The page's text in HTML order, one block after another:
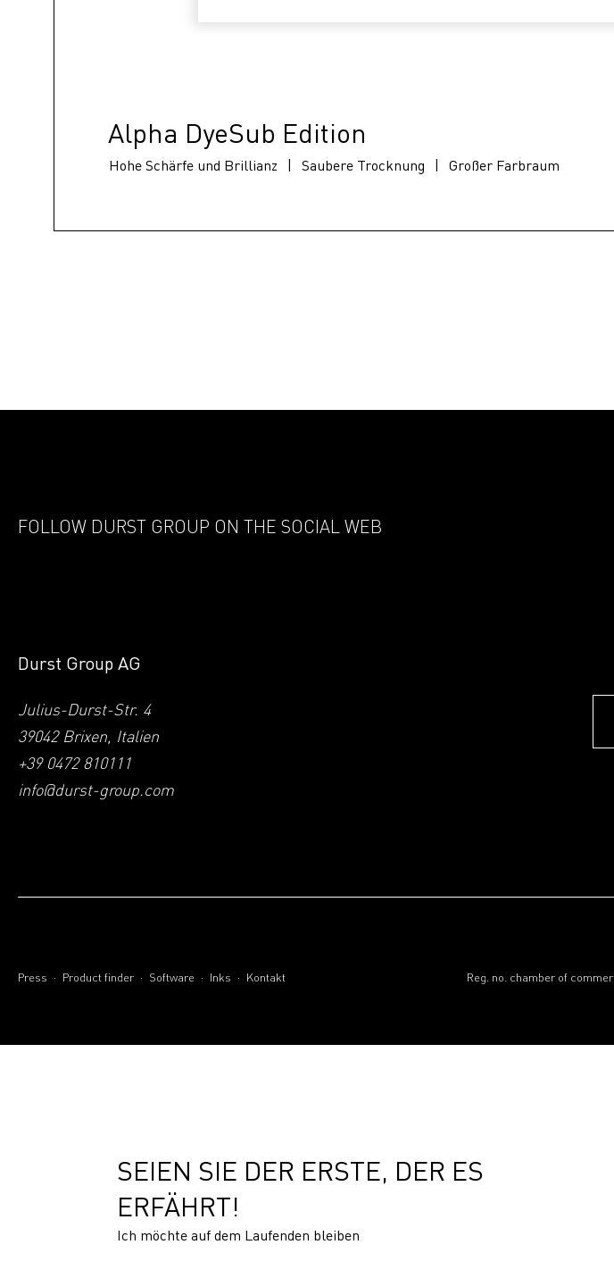
Alpha DyeSub Edition
Hohe Schärfe und Brillianz | Saubere Trocknung | Großer Farbraum
FOLLOW DURST GROUP ON THE SOCIAL WEB
Durst Group AG
Julius-Durst-Str. 4
39042 Brixen, Italien
+39 0472 810111
info@durst-group.com
Press . Product finder . Software . Inks . Kontakt Reg. no. chamber of
SEIEN SIE DER ERSTE, DER ES
ERFÄHRT!
Ich möchte auf dem Laufenden bleiben